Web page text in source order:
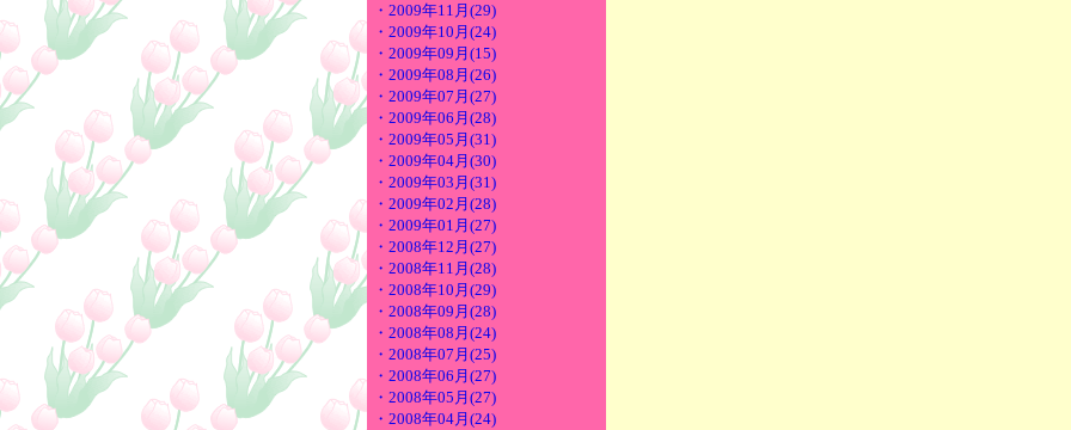
・2009年11月(29)
・2009年10月(24)
・2009年09月(15)
・2009年08月(26)
・2009年07月(27)
・2009年06月(28)
・2009年05月(31)
・2009年04月(30)
・2009年03月(31)
・2009年02月(28)
・2009年01月(27)
・2008年12月(27)
・2008年11月(28)
・2008年10月(29)
・2008年09月(28)
・2008年08月(24)
・2008年07月(25)
・2008年06月(27)
・2008年05月(27)
・2008年04月(24)